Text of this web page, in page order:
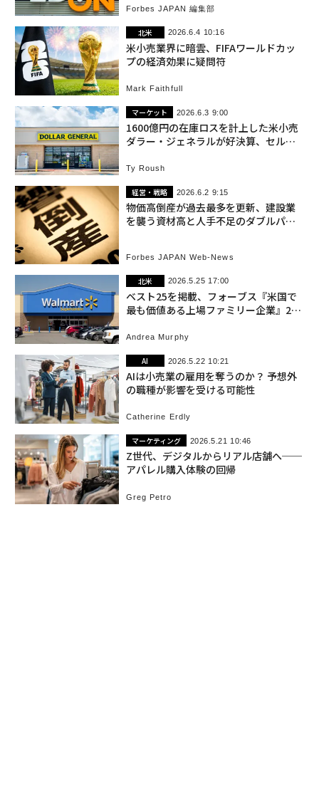
Forbes JAPAN 編集部
北米 2026.6.4 10:16
米小売業界に暗雲、FIFAワールドカッ
プの経済効果に疑問符
Mark Faithfull
マーケット 2026.6.3 9:00
1600億円の在庫ロスを計上した米小売
ダラー・ジェネラルが好決算、セルフ
Ty Roush
経営・戦略 2026.6.2 9:15
物価高倒産が過去最多を更新、建設業
を襲う資材高と人手不足のダブルパン
Forbes JAPAN Web-News
北米 2026.5.25 17:00
ベスト25を掲載、フォーブス『米国で
最も価値ある上場ファミリー企業』202
Andrea Murphy
AI 2026.5.22 10:21
AIは小売業の雇用を奪うのか？ 予想外
の職種が影響を受ける可能性
Catherine Erdly
マーケティング 2026.5.21 10:46
Z世代、デジタルからリアル店舗へ──
アパレル購入体験の回帰
Greg Petro